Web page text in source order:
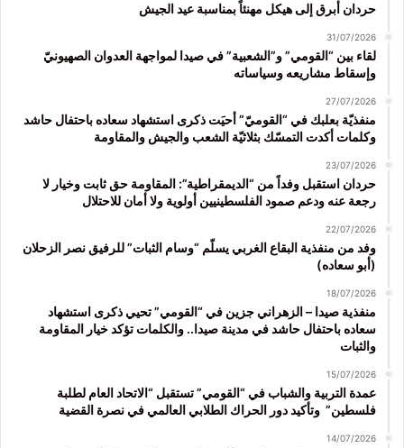
حردان أبرق إلى هيكل مهنئاً بمناسبة عيد الجيش
31/07/2026
لقاء بين “القومي” و”الشعبية” في صيدا لمواجهة العدوان الصهيونيّ
وإسقاط مشاريعه وسياساته
27/07/2026
منفذيّة بعلبك في “القوميّ” أحيَت ذكرى استشهاد سعاده باحتفال حاشد
وكلمات أكدت التمسّك بثلاثيّة الشعب والجيش والمقاومة
23/07/2026
حردان استقبل وفداً من “الديمقراطية”: المقاومة حق ثابت وخيار لا
رجعة عنه ودعم صمود الفلسطينيين أولوية ولا أمان للاحتلال
22/07/2026
وفد من منفذية البقاع الغربي يسلّم “وسام الثبات” للرفيق نصر الزحلان
(أبو سعاده)
18/07/2026
منفذية صيدا – الزهراني جزين في “القومي” تحيي ذكرى استشهاد
سعاده باحتفال حاشد في مدينة صيدا.. والكلمات تؤكد خيار المقاومة
والثبات
15/07/2026
عمدة التربية والشباب في “القومي” تستقبل “الاتحاد العام لطلبة
فلسطين” وتأكيد دور الحراك الطلابي العالمي في نصرة القضية
14/07/2026